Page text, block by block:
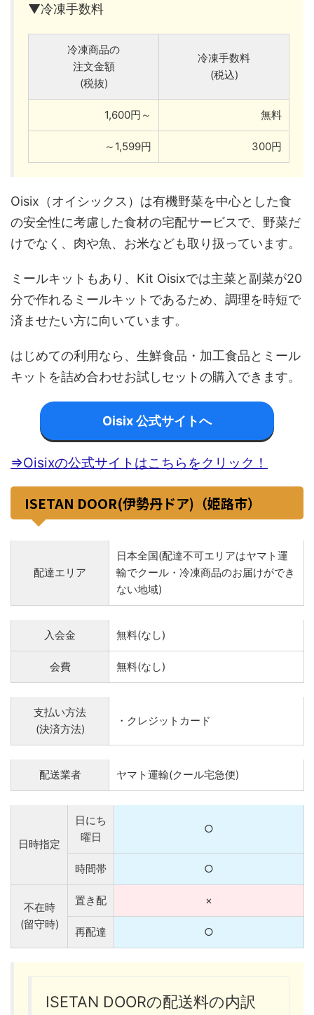
▼冷凍手数料
冷凍商品の
注文金額
(税抜)
冷凍手数料
(税込)
1,600円～ 無料
～1,599円 300円
Oisix（オイシックス）は有機野菜を中心とした食
の安全性に考慮した食材の宅配サービスで、野菜だ
けでなく、肉や魚、お米なども取り扱っています。
ミールキットもあり、Kit Oisixでは主菜と副菜が20
分で作れるミールキットであるため、調理を時短で
済ませたい方に向いています。
はじめての利用なら、生鮮食品・加工食品とミール
キットを詰め合わせお試しセットの購入できます。
Oisix 公式サイトへ
⇒Oisixの公式サイトはこちらをクリック！
ISETAN DOOR(伊勢丹ドア)（姫路市）
配達エリア
日本全国(配達不可エリアはヤマト運
輸でクール・冷凍商品のお届けができ
ない地域)
入会金 無料(なし)
会費 無料(なし)
支払い方法
(決済方法)
・クレジットカード
配送業者 ヤマト運輸(クール宅急便)
日時指定
日にち
曜日
○
時間帯 ○
不在時
(留守時)
置き配 ×
再配達 ○
ISETAN DOORの配送料の内訳